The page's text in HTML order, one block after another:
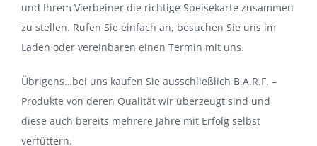
und Ihrem Vierbeiner die richtige Speisekarte zusammen
zu stellen. Rufen Sie einfach an, besuchen Sie uns im
Laden oder vereinbaren einen Termin mit uns.
Übrigens…bei uns kaufen Sie ausschließlich B.A.R.F. –
Produkte von deren Qualität wir überzeugt sind und
diese auch bereits mehrere Jahre mit Erfolg selbst
verfüttern.